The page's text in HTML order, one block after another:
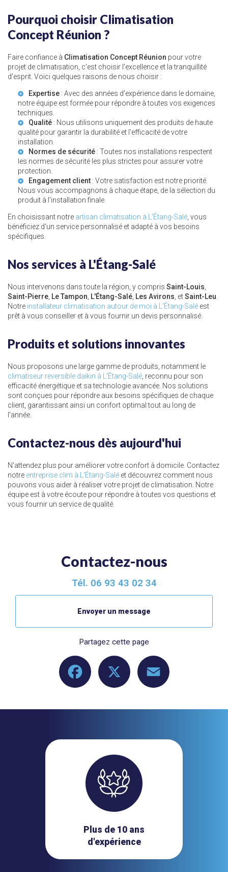
Pourquoi choisir Climatisation
Concept Réunion ?
Faire confiance à Climatisation Concept Réunion pour votre
projet de climatisation, c'est choisir l'excellence et la tranquillité
d'esprit. Voici quelques raisons de nous choisir :
Expertise : Avec des années d'expérience dans le domaine,
notre équipe est formée pour répondre à toutes vos exigences
techniques.
Qualité : Nous utilisons uniquement des produits de haute
qualité pour garantir la durabilité et l'efficacité de votre
installation.
Normes de sécurité : Toutes nos installations respectent
les normes de sécurité les plus strictes pour assurer votre
protection.
Engagement client : Votre satisfaction est notre priorité.
Nous vous accompagnons à chaque étape, de la sélection du
produit à l'installation finale.
En choisissant notre artisan climatisation à L'Étang-Salé , vous
bénéficiez d'un service personnalisé et adapté à vos besoins
spécifiques.
Nos services à L'Étang-Salé
Nous intervenons dans toute la région, y compris Saint-Louis
Saint-Pierre Le Tampon L'Étang-Salé Les Avirons , etSaint-Leu
Notre installateur climatisation autour de moi à L'Étang-Salé est
prêt à vous conseiller et à vous fournir un devis personnalisé.
Produits et solutions innovantes
Nous proposons une large gamme de produits, notamment le
climatiseur reversible daikin à L'Étang-Salé , reconnu pour son
efficacité énergétique et sa technologie avancée. Nos solutions
sont conçues pour répondre aux besoins spécifiques de chaque
client, garantissant ainsi un confort optimal tout au long de
l'année.
Contactez-nous dès aujourd'hui
N'attendez plus pour améliorer votre confort à domicile. Contactez
notre entreprise clim à L'Étang-Salé et découvrez comment nous
pouvons vous aider à réaliser votre projet de climatisation. Notre
équipe est à votre écoute pour répondre à toutes vos questions et
vous fournir un service de qualité.
Contactez-nous
Tél. 06 93 43 02 34
Envoyer un message
Partagez cette page
Facebook
Plus de 10 ans
d'expérience